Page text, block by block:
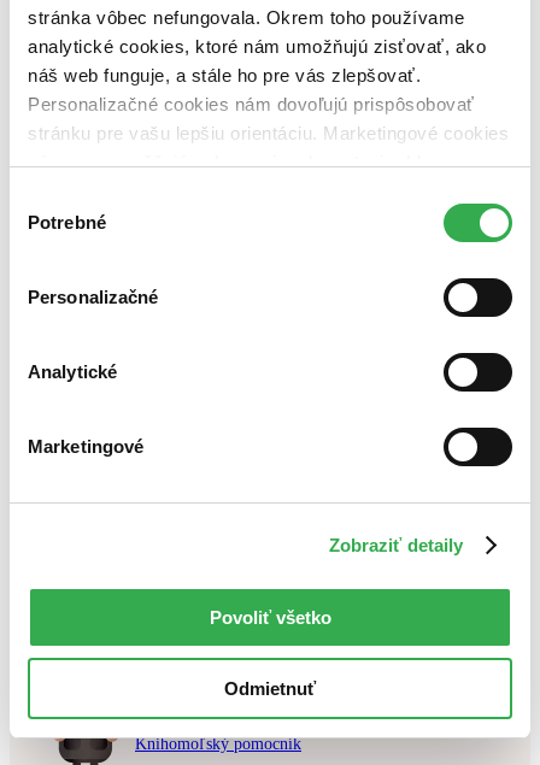
stránka vôbec nefungovala. Okrem toho používame
analytické cookies, ktoré nám umožňujú zisťovať, ako
náš web funguje, a stále ho pre vás zlepšovať.
Personalizačné cookies nám dovoľujú prispôsobovať
stránku pre vašu lepšiu orientáciu. Marketingové cookies
nám zas umožňujú zobrazenie relevantnej reklamy.
nám pomohlo, keby sme mohli používať všetky tieto
súhlasu
Potrebné
Personalizačné
Analytické
Marketingové
Zobraziť detaily
Povoliť všetko
Odmietnuť
čítaná (0 titulov)čítaná
čítaná - výborný stav (0 titulov)čítaná - výborný stav
čítaná - mierne opotrebovaná (0 titulov)čítaná - mierne
opotrebovaná
čítané verzie vypredaných kníh (0 titulov)
čítané verzie
vypredaných kníh
Top hodnotené
Najlacnejšie
Najvyššia zľava
Nebol nájdenýžiadny titulvyhovujúci zadaným podmienkam.
Skúste prosím zmeniť vyhľadávaný výraz.
Chcete poradiť knihu?
Náš pomocník Sherlock vám ju s radosťou vypátra!
Knihomoľský pomocník